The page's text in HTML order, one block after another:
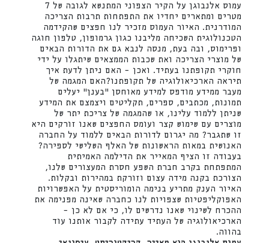
עמוס אלנבוגן על הקיר הצפוני המתנשא לגובה של 7
מטרים ומתארים יחדיו את התפתחות תרבות הצריכה
המודרנית. האיור העמוס מזכיר לנו חפצים שהקידמה
הטכנולוגית השכיחה מליבנו כגון גרמופון, טלפון חוגה
ופרימוס, ובה בעת, מנסה לנבא גם את הדורות הבאים
של מוצרי הצריכה ואת שכבות הממצאים שיתגלו על ידי
חוקרי תקופתנו בעתיד. ואכן – האם ניתן לדעת איך
תיראה הארכיאולוגיה של תקופתנו?האם המגמה של
מעבר ממידע מודפס למידע מאוחסן "בענן" יעלים
תמונות, מכתבים, ספרים, תקליטים ויצמצם את המידע
שניתן ללמוד עלינו, או שהמגמה של צריכת יתר של
מוצרים עם שימוש קצר ועומס החפצים שאנו זורקים היא
זו שתגבר? מה יגרום לדורות הבאים ללמוד על החברה
האנושית במאות הראשונות של האלף השלישי לספירה?
בעבודה זו הציף המאייר את הדילמה האמיתית
המתפתחת בקרב חברת השפע חסרת המעצורים שלנו,
הצורכת בקנה מידה עצום וזורקת במהירות ובקלות.
האיור הענק מתריע בנימה הומוריסטית על האפשרויות
האפוקליפטיות שצפויות לנו כחברה שאינה מפנימה את
ההכרח לשינוי שאנו נדרשים לו, כי אם לא כן –
הארכיאולוגיה של העתיד עתידה לקבור אותנו עוד
בהווה.